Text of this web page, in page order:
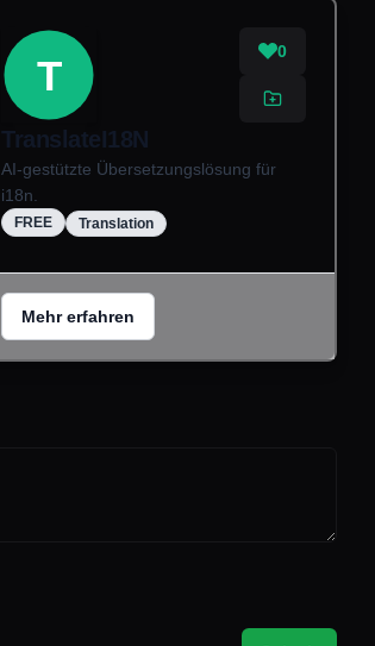
T
0
TranslateI18N
AI-gestützte Übersetzungslösung für
i18n.
FREE Translation
Mehr erfahren